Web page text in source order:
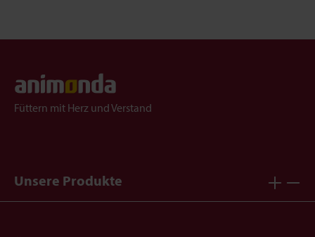
Füttern mit Herz und Verstand
Unsere Produkte